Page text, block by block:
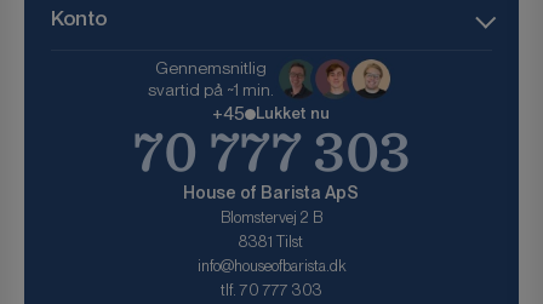
Gennemsnitlig
svartid på ~1 min.
+45 Lukket nu
70 777 303
House of Barista ApS
Blomstervej 2 B
8381 Tilst
info@houseofbarista.dk
tlf. 70 777 303
Konto